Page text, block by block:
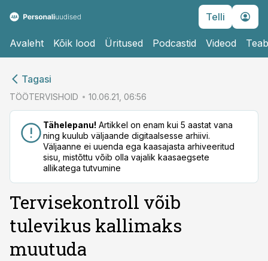
Telli
Avaleht Kõik lood Üritused Podcastid Videod
Tagasi
TÖÖTERVISHOID 10.06.21, 06:56
Tähelepanu! Artikkel on enam kui 5 aastat vana
ning kuulub väljaande digitaalsesse arhiivi.
Väljaanne ei uuenda ega kaasajasta arhiveeritud
sisu, mistõttu võib olla vajalik kaasaegsete
allikatega tutvumine
Tervisekontroll võib
tulevikus kallimaks
muutuda